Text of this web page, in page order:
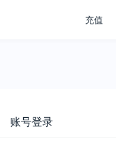
充值
账号登录